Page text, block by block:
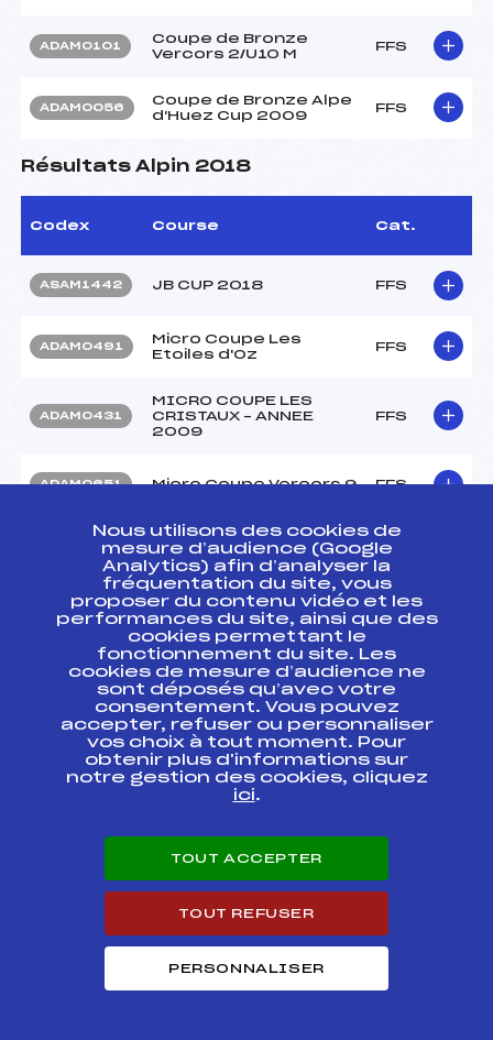
ADAM0101
Coupe de Bronze
Vercors 2/U10 M
FFS
ADAM0056
Coupe de Bronze Alpe
d'Huez Cup 2009
FFS
Résultats Alpin 2018
Codex Course Cat.
ASAM1442 JB CUP 2018 FFS
ADAM0491
Micro Coupe Les
Etoiles d'Oz
FFS
ADAM0431
MICRO COUPE LES
CRISTAUX – ANNEE
2009
FFS
ADAM0651 Micro Coupe Vercors 9 FFS
ADAM0641 Micro Coupe Vercors 8 FFS
ADAM0621 Micro Coupe Vercors 6 FFS
ADAM0611
Micro Coupe et Coupe
de Bronze Vercors 5
FFS
ADAM0026
ALPE HUEZ CUP – U10 –
ANNEE 2009
FFS
Micro Coupe et Coupe
de Bronze Vercors 3
Résultats Alpin 2017
Nous utilisons des cookies de
mesure d’audience (Google
Analytics) afin d’analyser la
fréquentation du site, vous
proposer du contenu vidéo et les
performances du site, ainsi que des
cookies permettant le
fonctionnement du site. Les
cookies de mesure d’audience ne
sont déposés qu’avec votre
consentement. Vous pouvez
accepter, refuser ou personnaliser
vos choix à tout moment. Pour
obtenir plus d'informations sur
notre gestion des cookies, cliquez
ici.
TOUT ACCEPTER
TOUT REFUSER
PERSONNALISER